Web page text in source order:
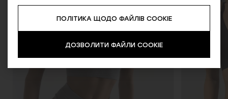
ПОЛІТИКА ЩОДО ФАЙЛІВ COOKIE
ДОЗВОЛИТИ ФАЙЛИ COOKIE